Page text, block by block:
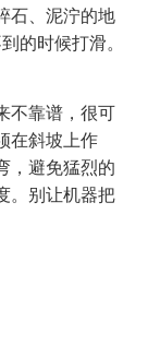
石、泥泞的地
的时候打滑。
不靠谱，很可
在斜坡上作
，避免猛烈的
。别让机器把